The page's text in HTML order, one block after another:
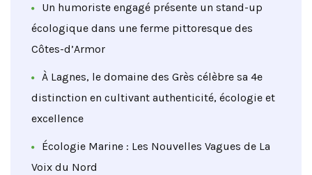
Un humoriste engagé présente un stand-up
écologique dans une ferme pittoresque des
Côtes-d’Armor
À Lagnes, le domaine des Grès célèbre sa 4e
distinction en cultivant authenticité, écologie et
excellence
Écologie Marine : Les Nouvelles Vagues de La
Voix du Nord